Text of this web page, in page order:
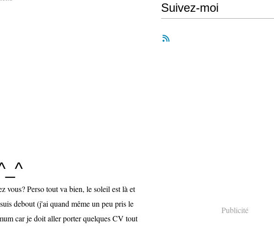
vous? Perso tout va bien, le soleil est là et
debout (j'ai quand même un peu pris le
car je doit aller porter quelques CV tout
Suivez-moi
Publicité